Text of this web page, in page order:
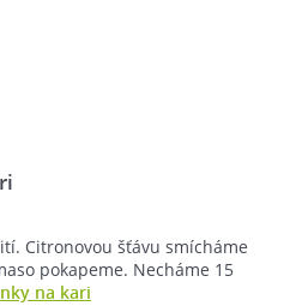
Citronovou šťávu smícháme
pokapeme. Necháme 15
na kari